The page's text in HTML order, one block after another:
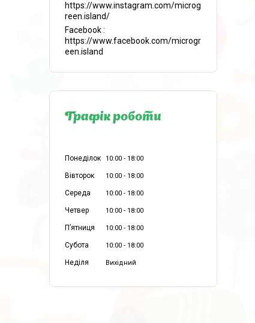
https://www.instagram.com/microg
reen.island/
Facebook
https://www.facebook.com/microgr
een.island
Графік роботи
Понеділок 10:00 18:00
Вівторок 10:00 18:00
Середа 10:00 18:00
Четвер 10:00 18:00
Пʼятниця 10:00 18:00
Субота 10:00 18:00
Неділя Вихідний